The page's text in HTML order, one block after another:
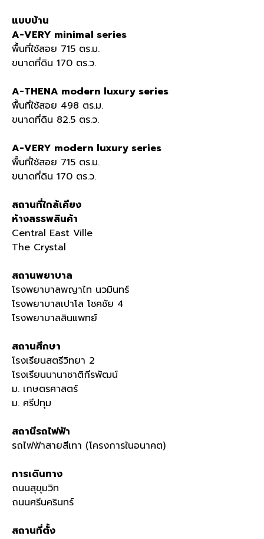
แบบบ้าน
A-VERY minimal series
พื้นที่ใช้สอย 715 ตร.ม.
ขนาดที่ดิน 170 ตร.ว.
A-THENA modern luxury series
พื้นที่ใช้สอย 498 ตร.ม.
ขนาดที่ดิน 82.5 ตร.ว.
A-VERY modern luxury series
พื้นที่ใช้สอย 715 ตร.ม.
ขนาดที่ดิน 170 ตร.ว.
สถานที่ใกล้เคียง
ห้างสรรพสินค้า
Central East Ville
The Crystal
สถานพยาบาล
โรงพยาบาลพญาไท นวมินทร์
โรงพยาบาลเปาโล โชคชัย 4
โรงพยาบาลสินแพทย์
สถานศึกษา
โรงเรียนสตรีวิทยา 2
โรงเรียนนานาชาติกีรพัฒน์
ม. เกษตรศาสตร์
ม. ศรีปทุม
สถานีรถไฟฟ้า
รถไฟฟ้าสายสีเทา (โครงการในอนาคต)
การเดินทาง
ถนนสุขุมวิท
ถนนศรีนครินทร์
สถานที่ตั้ง